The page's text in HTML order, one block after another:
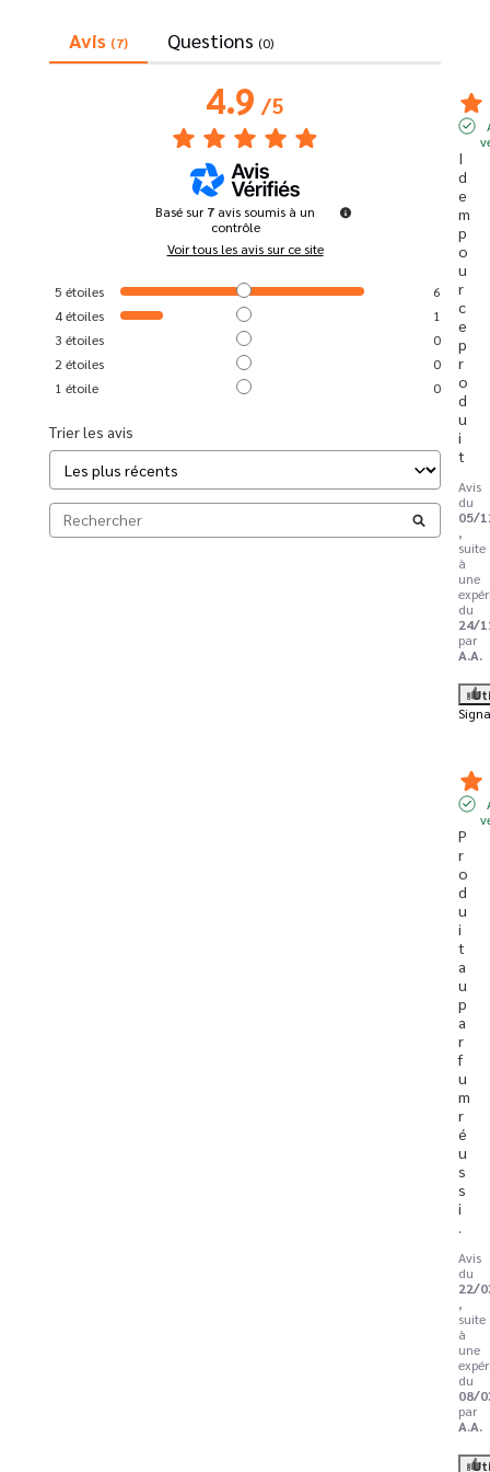
Avis (7) Questions (0)
4.9/5
Basé sur7 avis soumis à un
contrôle
Voir tous les avis sur ce site
5 étoiles
6
4étoiles
1
3 étoiles
0
2 étoiles
0
1 étoile 0
Trier les avis
I
d
e
m
p
o
u
r
c
e
p
r
o
d
u
i
t
Avis
du
05/
,
suite
à
une
du
24/
par
A.A.
P
r
o
d
u
i
t
a
u
p
a
r
f
u
m
r
é
u
s
s
i
.
Avis
du
22/
,
suite
à
une
du
08/
par
A.A.